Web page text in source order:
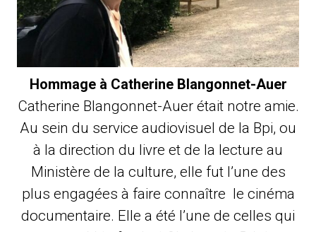
Hommage à Catherine Blangonnet-Auer
Catherine Blangonnet-Auer était notre amie.
Au sein du service audiovisuel de la Bpi, ou
à la direction du livre et de la lecture au
Ministère de la culture, elle fut l’une des
plus engagées à faire connaître le cinéma
documentaire. Elle a été l’une de celles qui